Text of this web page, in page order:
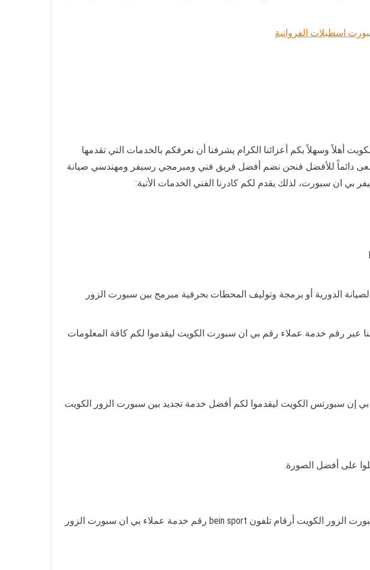
اسطبلات الفروانية
وسهلاً بكم أعزائنا الكرام يشرفنا أن نعرفكم بالخدمات التي تقدمها
دائماً للأفضل فنحن نضم أفضل فريق فني ومبرمجي رسيفر ومهندسي صيانة
ان سبورت، لذلك يقدم لكم كادرنا الفني الخدمات الأتية:
الدورية أو برمجة وتوليف المحطات بحرفية مبرمج بين سبورت الزور
التواصل معنا عبر رقم خدمة عملاء رقم بي ان سبورت الكويت ليقدموا لكم كافة المعلومات
إن سبورتس الكويت ليقدموا لكم أفضل خدمة تجديد بين سبورت الزور الكويت
على أفضل الصورة.